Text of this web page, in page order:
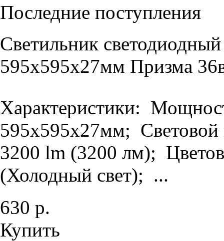
Последние поступления
Светильник
595х595х27мм Призма
Характеристики:
595х595х27мм; Световой
3200 lm (3200 лм);
(Холодный свет); ...
630 р.
Купить